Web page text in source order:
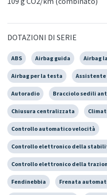
DOTAZIONI DI SERIE
ABS Airbag guida Airbag
Airbag per la testa
Autoradio Bracciolo sedili
Chiusura centralizzata
Controllo automatico velocità
Controllo elettronico della
Controllo elettronico della
Fendinebbia Frenata